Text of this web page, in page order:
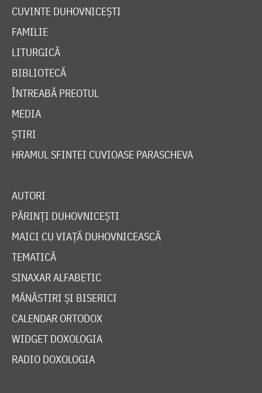
CUVINTE DUHOVNICEȘTI
FAMILIE
LITURGICĂ
BIBLIOTECĂ
ÎNTREABĂ PREOTUL
MEDIA
ȘTIRI
HRAMUL SFINTEI CUVIOASE PARASCHEVA
AUTORI
PĂRINȚI DUHOVNICEȘTI
MAICI CU VIAȚĂ DUHOVNICEASCĂ
TEMATICĂ
SINAXAR ALFABETIC
MĂNĂSTIRI ȘI BISERICI
CALENDAR ORTODOX
WIDGET DOXOLOGIA
RADIO DOXOLOGIA